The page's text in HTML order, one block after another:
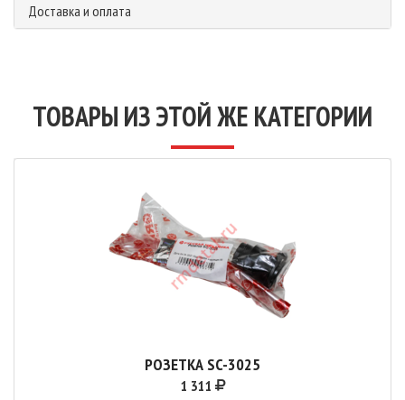
Доставка и оплата
ТОВАРЫ ИЗ ЭТОЙ ЖЕ КАТЕГОРИИ
РОЗЕТКА SC-3025
1 311